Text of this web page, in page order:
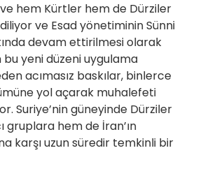
hem Kürtler hem de Dürziler
ve Esad yönetiminin Sünni
devam ettirilmesi olarak
bu yeni düzeni uygulama
acımasız baskılar, binlerce
yol açarak muhalefeti
Suriye’nin güneyinde Dürziler
gruplara hem de İran’ın
karşı uzun süredir temkinli bir